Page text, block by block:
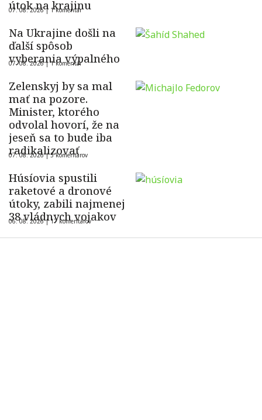
útok na krajinu
07. 08. 2026 | 1 komentár
Na Ukrajine došli na
ďalší spôsob
vyberania výpalného
07. 08. 2026 |1 komentár
Zelenskyj by sa mal
mať na pozore.
Minister, ktorého
odvolal hovorí, že na
jeseň sa to bude iba
radikalizovať
07. 08. 2026 |5 komentárov
Húsíovia spustili
raketové a dronové
útoky, zabili najmenej
38 vládnych vojakov
06. 08. 2026 |17 komentárov